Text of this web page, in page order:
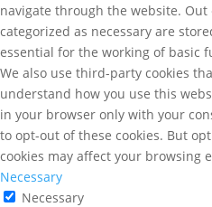
navigate through the website.
categorized as necessary are
essential for the working of basic
We also use third-party cookies
understand how you use this
in your browser only with your
to opt-out of these cookies. But
cookies may affect your browsing
Necessary
Necessary